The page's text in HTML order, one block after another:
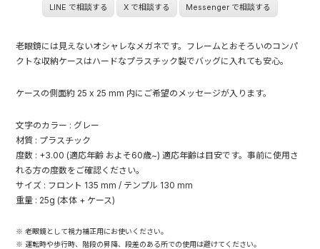
LINE で相談する X で相談する Messenger で相談する
老眼鏡には見えないオシャレなメガネです。フレームとおそろいのコンパ
クトな収納ケースはハードなプラスチック製でバッグに入れても安心。
ケースの側面約 25 x 25 mm 内にご希望のメッセージが入ります。
文字のカラー : グレー
材質 : プラスチック
度数 : +3.00 (適応年齢 およそ60歳~) 適応年齢は目安です。事前に使用さ
れる方の度数をご確認ください。
サイズ : フロント 135 mm / テンプル 130 mm
重量 : 25g (本体 + ケース)
※ 老眼鏡として視力補正用にお使いください。
※ 運転時や歩行時、階段の昇降、段差のある所での使用は避けてください。